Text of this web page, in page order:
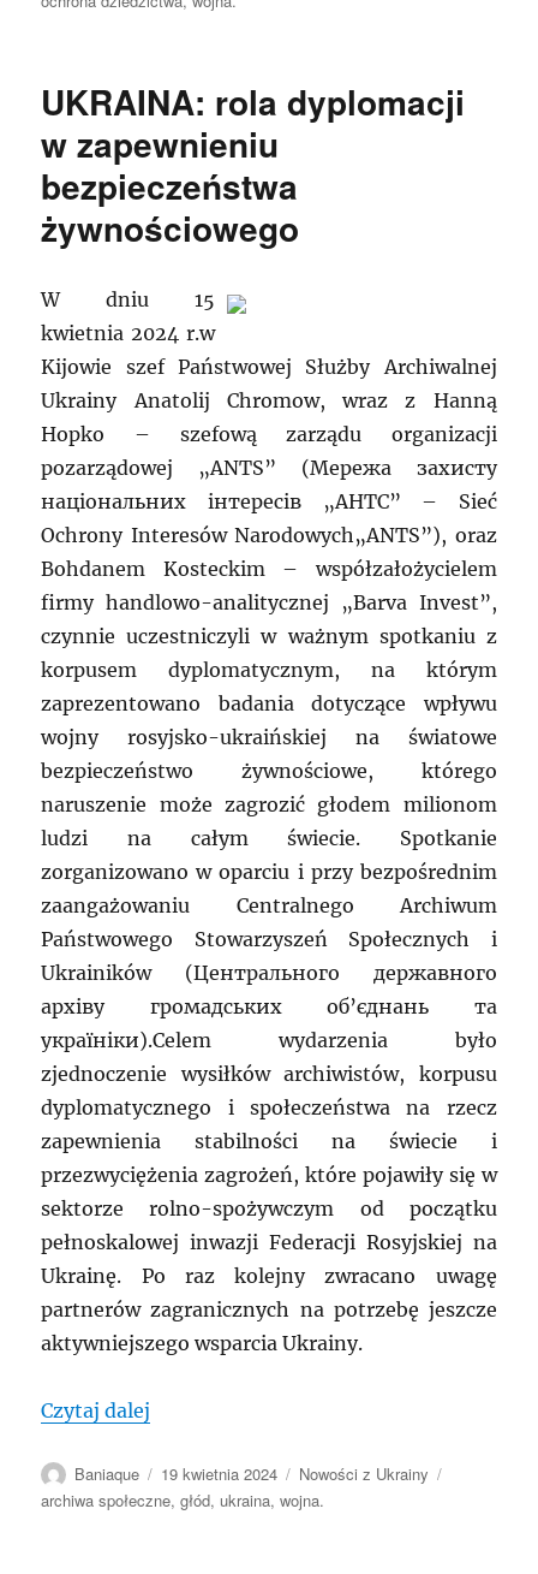
UKRAINA: rola dyplomacji
w zapewnieniu
bezpieczeństwa
żywnościowego
W dniu 15
kwietnia 2024 r.w
Kijowie szef Państwowej Służby Archiwalnej
Ukrainy Anatolij Chromow, wraz z Hanną
Hopko – szefową zarządu organizacji
pozarządowej „ANTS” (Мережа захисту
національних інтересів „АНТС” – Sieć
Ochrony Interesów Narodowych„ANTS”), oraz
Bohdanem Kosteckim – współzałożycielem
firmy handlowo-analitycznej „Barva Invest”,
czynnie uczestniczyli w ważnym spotkaniu z
korpusem dyplomatycznym, na którym
zaprezentowano badania dotyczące wpływu
wojny rosyjsko-ukraińskiej na światowe
bezpieczeństwo żywnościowe, którego
naruszenie może zagrozić głodem milionom
ludzi na całym świecie. Spotkanie
zorganizowano w oparciu i przy bezpośrednim
zaangażowaniu Centralnego Archiwum
Państwowego Stowarzyszeń Społecznych i
Ukrainików (Центрального державного
архіву громадських об’єднань та
україніки).Celem wydarzenia było
zjednoczenie wysiłków archiwistów, korpusu
dyplomatycznego i społeczeństwa na rzecz
zapewnienia stabilności na świecie i
przezwyciężenia zagrożeń, które pojawiły się w
sektorze rolno-spożywczym od początku
pełnoskalowej inwazji Federacji Rosyjskiej na
Ukrainę. Po raz kolejny zwracano uwagę
partnerów zagranicznych na potrzebę jeszcze
aktywniejszego wsparcia Ukrainy.
Czytaj dalej
Autor
Baniaque
Data
publikacji
19 kwietnia 2024 Kategorie
Nowości z Ukrainy
archiwa społeczne,głód, ukraina,wojna.